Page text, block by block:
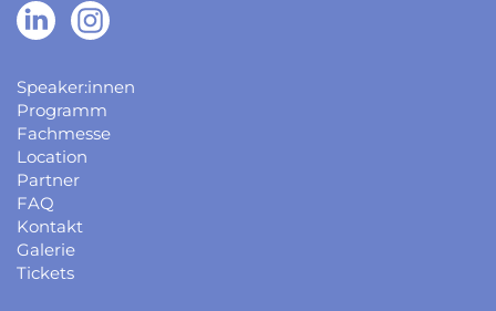
Speaker:innen
Programm
Fachmesse
Location
Partner
FAQ
Kontakt
Galerie
Tickets